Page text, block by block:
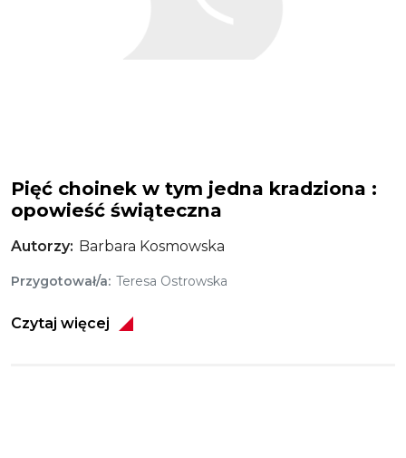
Pięć choinek w tym jedna kradziona :
opowieść świąteczna
Autorzy Barbara Kosmowska
Przygotował/a Teresa Ostrowska
Czytaj więcej